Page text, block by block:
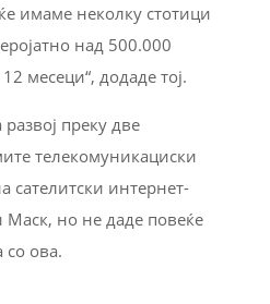
имаме неколку стотици
над 500.000
месеци“, додаде тој.
преку две
телекомуникациски
сателитски интернет-
Маск, но не даде повеќе
ова.